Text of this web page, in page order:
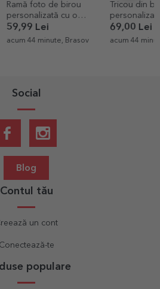
o
Tricou din bumbac
personalizat cu text -
Made in
69,00 Lei
acum 44 minute, Brasov
Social
Blog
Contul tău
un cont
Conectează-te
populare